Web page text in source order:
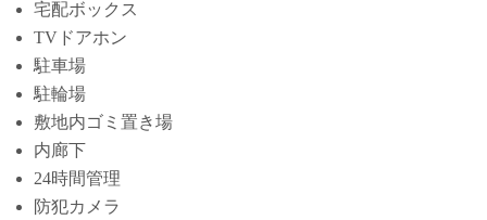
宅配ボックス
TVドアホン
駐車場
駐輪場
敷地内ゴミ置き場
内廊下
24時間管理
防犯カメラ